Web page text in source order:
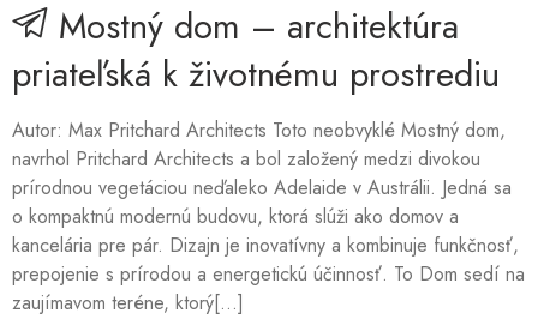
Mostný dom – architektúra
priateľská k životnému prostrediu
Autor: Max Pritchard Architects Toto neobvyklé Mostný dom,
navrhol Pritchard Architects a bol založený medzi divokou
prírodnou vegetáciou neďaleko Adelaide v Austrálii. Jedná sa
o kompaktnú modernú budovu, ktorá slúži ako domov a
kancelária pre pár. Dizajn je inovatívny a kombinuje funkčnosť,
prepojenie s prírodou a energetickú účinnosť. To Dom sedí na
zaujímavom teréne, ktorý[...]